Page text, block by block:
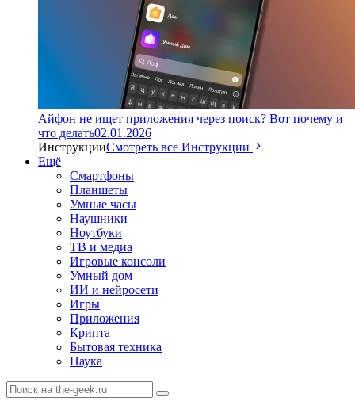
Айфон не ищет приложения через поиск? Вот почему и
что делать02.01.2026
ИнструкцииСмотреть все Инструкции
Ещё
Смартфоны
Планшеты
Умные часы
Наушники
Ноутбуки
ТВ и медиа
Игровые консоли
Умный дом
ИИ и нейросети
Игры
Приложения
Крипта
Бытовая техника
Наука